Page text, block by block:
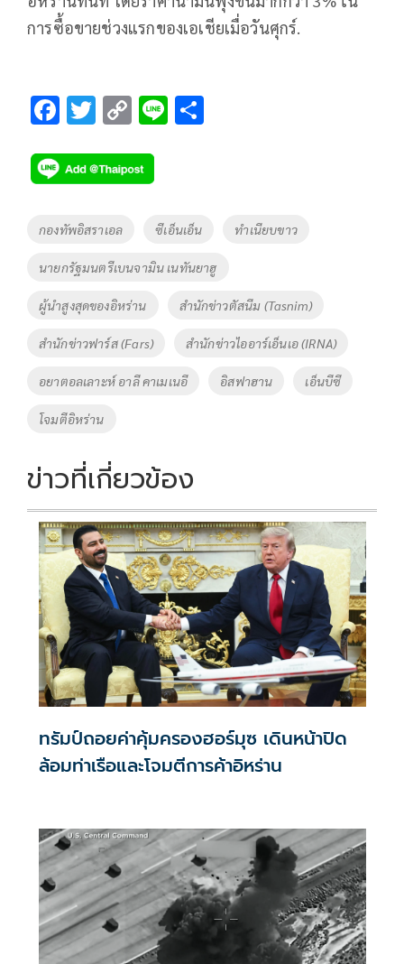
การซื้อขายช่วงแรกของเอเชียเมื่อวันศุกร์.
F
e
b
o
o
k
T
tt
er
C
p
y
Li
k
Li
Tags
กองทัพอิสราเอล ซีเอ็นเอ็น ทำเนียบขาว
นายกรัฐมนตรีเบนจามิน เนทันยาฮู
ผู้นำสูงสุดของอิหร่าน สำนักข่าวตัสนีม (Tasnim)
สำนักข่าวฟาร์ส (Fars) สำนักข่าวไออาร์เอ็นเอ (IRNA)
อยาตอลเลาะห์ อาลี คาเมเนอี อิสฟาฮาน เอ็นบีซี
โจมตีอิหร่าน
ข่าวที่เกี่ยวข้อง
ทรัมป์ถอยค่าคุ้มครองฮอร์มุซ เดินหน้าปิด
ล้อมท่าเรือและโจมตีการค้าอิหร่าน